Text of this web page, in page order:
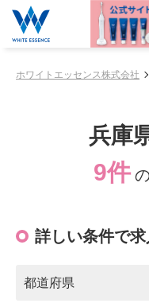
ホワイトエッセンス株式会社
兵庫
9件
詳しい条件で
都道府県